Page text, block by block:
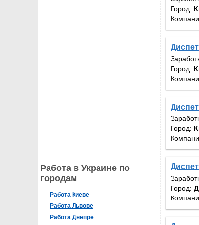
Работа в Украине по
городам
Работа Киеве
Работа Львове
Работа Днепре
Город:
Город:
Город:
Город: